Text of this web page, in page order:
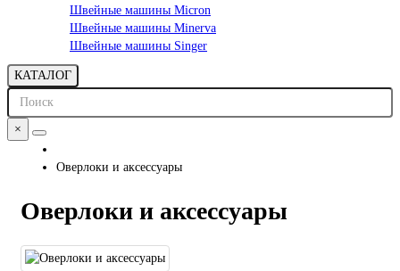
Швейные машины Micron
Швейные машины Minerva
Швейные машины Singer
КАТАЛОГ
×
Оверлоки и аксессуары
Оверлоки и аксессуары